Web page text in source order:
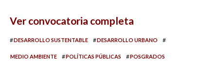
Ver convocatoria completa
#DESARROLLO SUSTENTABLE #DESARROLLO URBANO #
MEDIO AMBIENTE #POLÍTICAS PÚBLICAS #POSGRADOS